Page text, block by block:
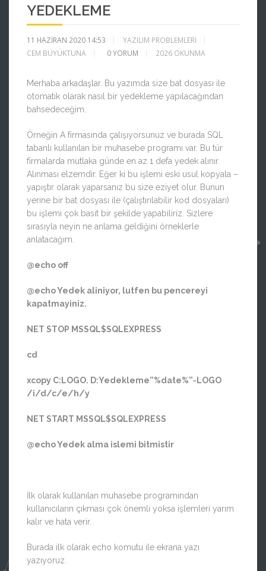
YEDEKLEME
11 HAZIRAN 2020 14:53
YAZILIM PROBLEMLERİ
CEM BÜYÜKTUNA
0YORUM 2026 OKUNMA
Merhaba arkadaşlar. Bu yazımda size bat dosyası ile
otomatik olarak nasıl bir yedekleme yapılacağından
bahsedeceğim.
Örneğin A firmasında çalışıyorsunuz ve burada SQL
tabanlı kullanılan bir muhasebe programı var. Bu tür
firmalarda mutlaka günde en az 1 defa yedek alınır.
Alınması elzemdir. Eğer ki bu işlemi eski usul kopyala –
yapıştır olarak yaparsanız bu size eziyet olur. Bunun
yerine bir bat dosyası ile (çalıştırılabilir kod dosyaları)
bu işlemi çok basit bir şekilde yapabiliriz. Sizlere
sırasıyla neyin ne anlama geldiğini örneklerle
anlatacağım.
@echo off
@echo Yedek aliniyor, lutfen bu pencereyi
kapatmayiniz.
NET STOP MSSQL$SQLEXPRESS
cd
xcopy C:LOGO. D:Yedekleme”%date%”-LOGO
/i/d/c/e/h/y
NET START MSSQL$SQLEXPRESS
@echo Yedek alma islemi bitmistir
İlk olarak kullanılan muhasebe programından
kullanıcıların çıkması çok önemli yoksa işlemleri yarım
kalır ve hata verir.
Burada ilk olarak echo komutu ile ekrana yazı
yazıyoruz.